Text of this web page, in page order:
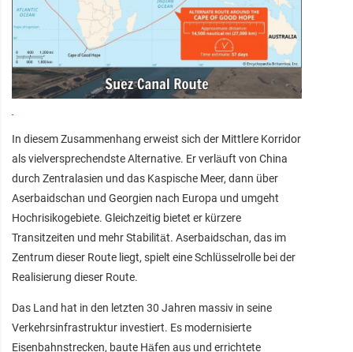
In diesem Zusammenhang erweist sich der Mittlere Korridor
als vielversprechendste Alternative. Er verläuft von China
durch Zentralasien und das Kaspische Meer, dann über
Aserbaidschan und Georgien nach Europa und umgeht
Hochrisikogebiete. Gleichzeitig bietet er kürzere
Transitzeiten und mehr Stabilität. Aserbaidschan, das im
Zentrum dieser Route liegt, spielt eine Schlüsselrolle bei der
Realisierung dieser Route.
Das Land hat in den letzten 30 Jahren massiv in seine
Verkehrsinfrastruktur investiert. Es modernisierte
Eisenbahnstrecken, baute Häfen aus und errichtete